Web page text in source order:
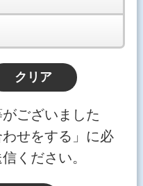
ございました
せをする」に必
ください。